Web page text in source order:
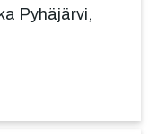
Pyhäjärvi,